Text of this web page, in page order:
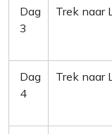
Dag
3
Trek naar
Dag
4
Trek naar